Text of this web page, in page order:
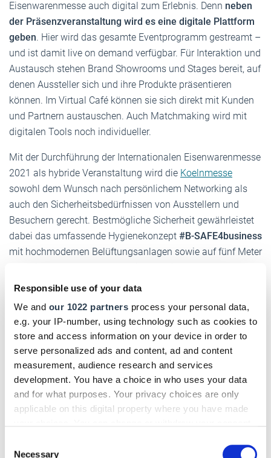
Responsible use of your data
We and our 1022 partners process your personal data,
e.g. your IP-number, using technology such as cookies to
store and access information on your device in order to
serve personalized ads and content, ad and content
measurement, audience research and services
development. You have a choice in who uses your data
and for what purposes. Your privacy choices are only
applicable on this digital property where you have made
the Privacy trigger icon.
Necessary
Eisenwarenmesse auch digital zum Erlebnis. Denn neben
der Präsenzveranstaltung wird es eine digitale Plattform
geben. Hier wird das gesamte Eventprogramm gestreamt –
und ist damit live on demand verfügbar. Für Interaktion und
Austausch stehen Brand Showrooms und Stages bereit, auf
denen Aussteller sich und ihre Produkte präsentieren
können. Im Virtual Café können sie sich direkt mit Kunden
und Partnern austauschen. Auch Matchmaking wird mit
digitalen Tools noch individueller.
Mit der Durchführung der Internationalen Eisenwarenmesse
2021 als hybride Veranstaltung wird die Koelnmesse
sowohl dem Wunsch nach persönlichem Networking als
auch den Sicherheitsbedürfnissen von Ausstellern und
Besuchern gerecht. Bestmögliche Sicherheit gewährleistet
dabei das umfassende Hygienekonzept #B-SAFE4business
mit hochmodernen Belüftungsanlagen sowie auf fünf Meter
die
persönliche Begegnungen mit Abstand ermöglichen
zu sehen: Hier präsentiert die Koelnmesse auf circa
5.000 Quadratmetern in Halle 9, wie die gesetzlichen
Schutzvorgaben in die Veranstaltungspraxis internationaler
Messen umgesetzt werden.
"Für das Frühjahr 2021 bietet die Internationale
Eisenwarenmesse erneut ein starkes Ausstellerfeld und
Messe. Neben der großen Themenvielfalt und dem